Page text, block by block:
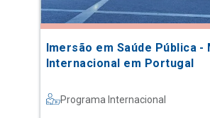
Imersão em Saúde Pública -
Internacional em Portugal
Programa Internacional